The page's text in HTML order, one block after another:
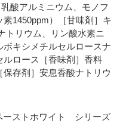
酸アルミニウム、モノフ
1450ppm）［甘味剤］キ
トリウム、リン酸水素ニ
キシメチルセルロースナ
ルロース［香味剤］香料
保存剤］安息香酸ナトリウ
ストホワイト シリーズ